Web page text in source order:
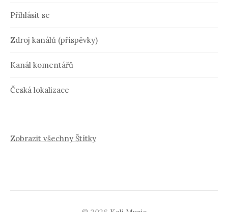
Přihlásit se
Zdroj kanálů (příspěvky)
Kanál komentářů
Česká lokalizace
Zobrazit všechny Štítky